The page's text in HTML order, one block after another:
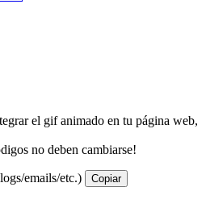
el gif animado en tu página web,
no deben cambiarse!
emails/etc.) Copiar